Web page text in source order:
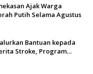
Ajak Warga
Putih Selama Agustus
Bantuan kepada
Stroke, Program
Hari ke-61